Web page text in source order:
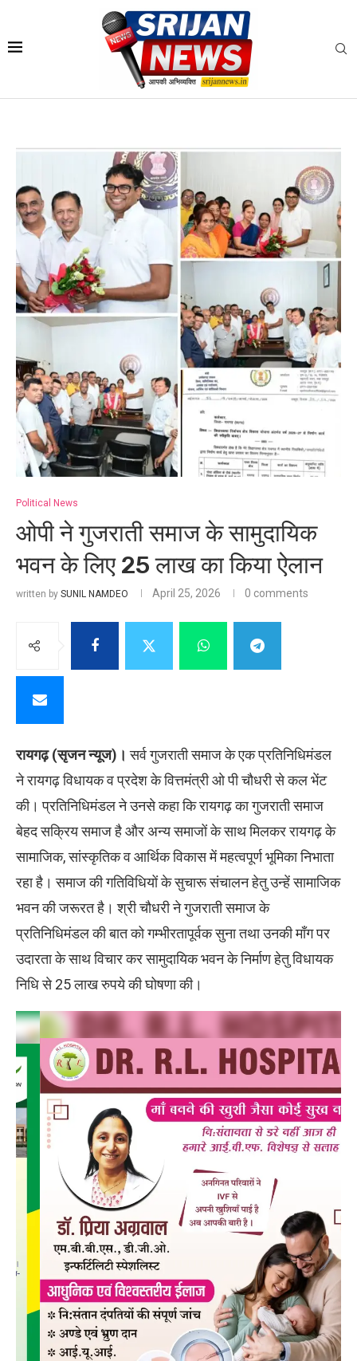
Political News
ओपी ने गुजराती समाज के सामुदायिक
भवन के लिए 25 लाख का किया ऐलान
written by SUNIL NAMDEO April 25, 2026 0 comments
रायगढ़ (सृजन न्यूज)। सर्व गुजराती समाज के एक प्रतिनिधिमंडल
ने रायगढ़ विधायक व प्रदेश के वित्तमंत्री ओ पी चौधरी से कल भेंट
की। प्रतिनिधिमंडल ने उनसे कहा कि रायगढ़ का गुजराती समाज
बेहद सक्रिय समाज है और अन्य समाजों के साथ मिलकर रायगढ़ के
सामाजिक, सांस्कृतिक व आर्थिक विकास में महत्वपूर्ण भूमिका निभाता
रहा है। समाज की गतिविधियों के सुचारू संचालन हेतु उन्हें सामाजिक
भवन की जरूरत है। श्री चौधरी ने गुजराती समाज के
प्रतिनिधिमंडल की बात को गम्भीरतापूर्वक सुना तथा उनकी माँग पर
उदारता के साथ विचार कर सामुदायिक भवन के निर्माण हेतु विधायक
निधि से 25 लाख रुपये की घोषणा की।